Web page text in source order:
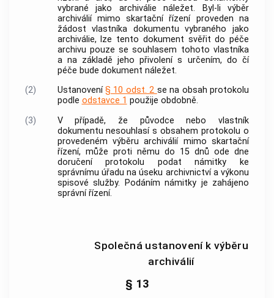
vybrané jako archiválie náležet. Byl-li výběr
archiváliímimo skartační řízení proveden na
žádost vlastníka dokumentu vybraného jako
archiválie, lze tento dokument svěřit do péče
archivu pouze se souhlasem tohoto vlastníka
a na základě jeho přivolení s určením, do čí
péče bude dokument náležet.
(2)
Ustanovení§ 10 odst. 2 se na obsah protokolu
podle odstavce 1 použije obdobně.
(3)
V případě, že původce nebo vlastník
dokumentu nesouhlasí s obsahem protokolu o
provedeném výběru archiváliímimo skartační
řízení, může proti němu do 15 dnů ode dne
doručení protokolu podat námitky ke
správnímu úřadu na úseku archivnictvía výkonu
spisové služby. Podáním námitky je zahájeno
správní řízení.
Společná ustanovení k výběru
archiválií
§ 13